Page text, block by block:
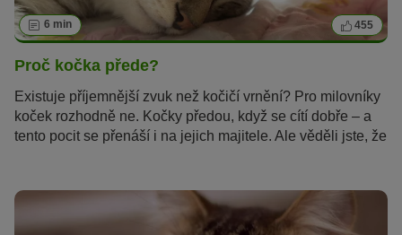
6 min 455
Proč kočka přede?
Existuje příjemnější zvuk než kočičí vrnění? Pro milovníky
koček rozhodně ne. Kočky předou, když se cítí dobře – a
tento pocit se přenáší i na jejich majitele. Ale věděli jste, že
článku.